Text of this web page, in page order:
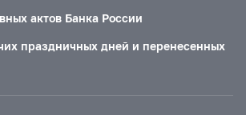
актов Банка России
праздничных дней и перенесенных